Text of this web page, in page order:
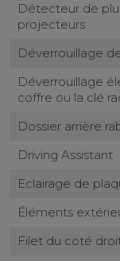
Détecteur de
projecteurs
Déverrouillage
Déverrouillage
coffre ou la clé
Dossier arrière
Driving Assistant
Eclairage de
Éléments
Filet du coté